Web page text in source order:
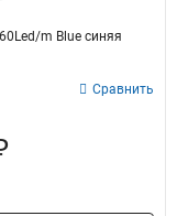
m Blue синяя
Сравнить